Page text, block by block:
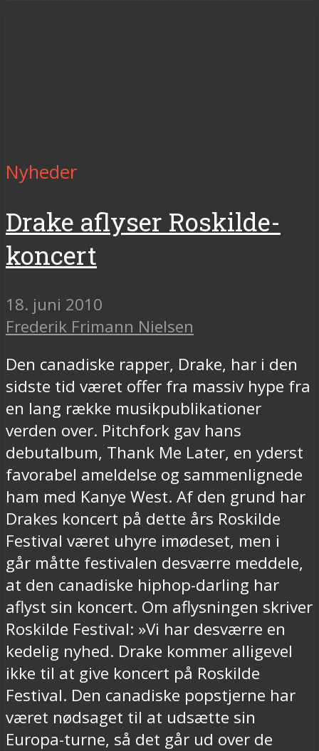
Nyheder
Drake aflyser Roskilde-
koncert
18. juni 2010
Frederik Frimann Nielsen
Den canadiske rapper, Drake, har i den
sidste tid været offer fra massiv hype fra
en lang række musikpublikationer
verden over. Pitchfork gav hans
debutalbum, Thank Me Later, en yderst
favorabel ameldelse og sammenlignede
ham med Kanye West. Af den grund har
Drakes koncert på dette års Roskilde
Festival været uhyre imødeset, men i
går måtte festivalen desværre meddele,
at den canadiske hiphop-darling har
aflyst sin koncert. Om aflysningen skriver
Roskilde Festival: »Vi har desværre en
kedelig nyhed. Drake kommer alligevel
ikke til at give koncert på Roskilde
Festival. Den canadiske popstjerne har
været nødsaget til at udsætte sin
Europa-turne, så det går ud over de